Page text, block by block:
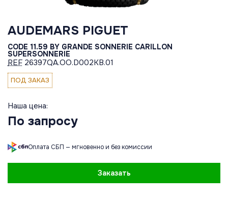
AUDEMARS PIGUET
CODE 11.59 BY GRANDE SONNERIE CARILLON
SUPERSONNERIE
REF 26397QA.OO.D002KB.01
ПОД ЗАКАЗ
Наша цена:
По запросу
Оплата СБП — мгновенно и без комиссии
Заказать